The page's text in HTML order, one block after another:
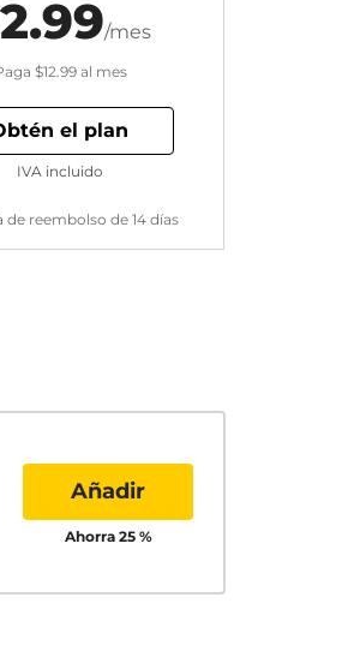
/mes
$12.99al mes
el plan
de reembolso de 14 días
IVA incluido
Añadir
Ahorra 25%